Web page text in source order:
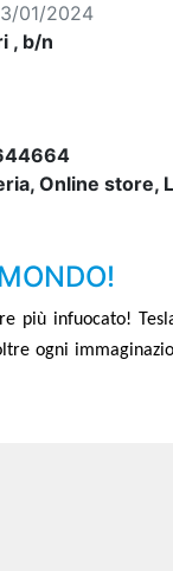
01/2024
, b/n
Online store,
più infuocato!
ogni